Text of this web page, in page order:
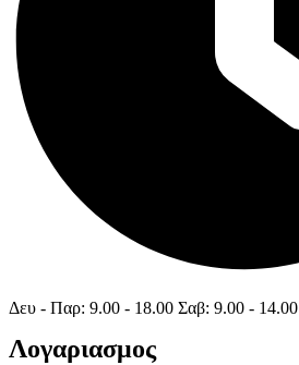
Δευ - Παρ: 9.00 - 18.00 Σαβ: 9.00 - 14.00
Λογαριασμος